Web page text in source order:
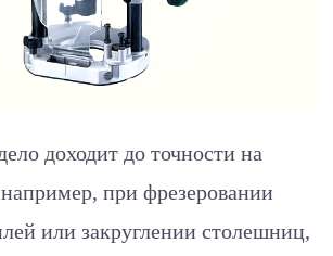
доходит до точности на
при фрезеровании
или закруглении столешниц,